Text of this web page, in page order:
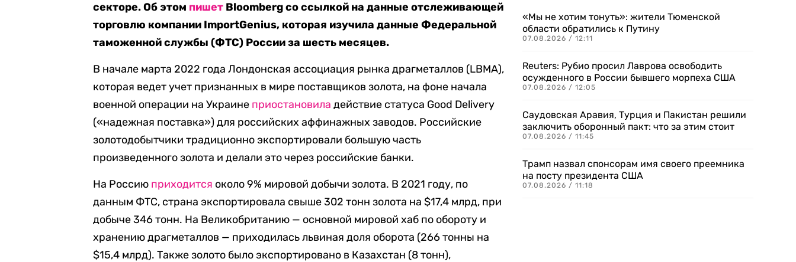
секторе. Об этом пишет Bloomberg со ссылкой на данные отслеживающей
торговлю компании ImportGenius, которая изучила данные Федеральной
таможенной службы (ФТС) России за шесть месяцев.
В начале марта 2022 года Лондонская ассоциация рынка драгметаллов (LBMA),
которая ведет учет признанных в мире поставщиков золота, на фоне начала
военной операции на Украине приостановила действие статуса Good Delivery
(«надежная поставка») для российских аффинажных заводов. Российские
золотодобытчики традиционно экспортировали большую часть
произведенного золота и делали это через российские банки.
На Россию приходится около 9% мировой добычи золота. В 2021 году, по
данным ФТС, страна экспортировала свыше 302 тонн золота на $17,4 млрд, при
добыче 346 тонн. На Великобританию — основной мировой хаб по обороту и
хранению драгметаллов — приходилась львиная доля оборота (266 тонны на
$15,4 млрд). Также золото было экспортировано в Казахстан (8 тонн),
«Мы не хотим тонуть»: жители Тюменской
области обратились к Путину
07.08.2026 / 12:11
Reuters: Рубио просил Лаврова освободить
осужденного в России бывшего морпеха США
07.08.2026 / 12:05
Саудовская Аравия, Турция и Пакистан решили
заключить оборонный пакт: что за этим стоит
07.08.2026 / 11:45
Трамп назвал спонсорам имя своего преемника
на посту президента США
07.08.2026 / 11:18